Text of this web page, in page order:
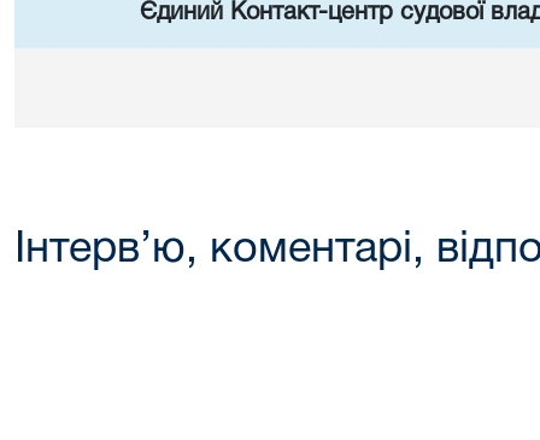
Єдиний Контакт-центр судової
Інтерв’ю, коментарі,